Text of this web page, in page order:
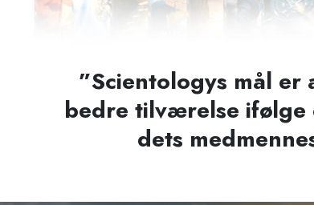
”Scientologys mål
bedre tilværelse ifølge
dets